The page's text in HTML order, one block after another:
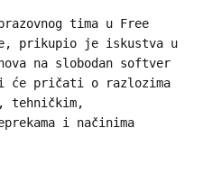
tima u Free
prikupio je iskustva u
na slobodan softver
će pričati o razlozima
tehničkim,
i načinima